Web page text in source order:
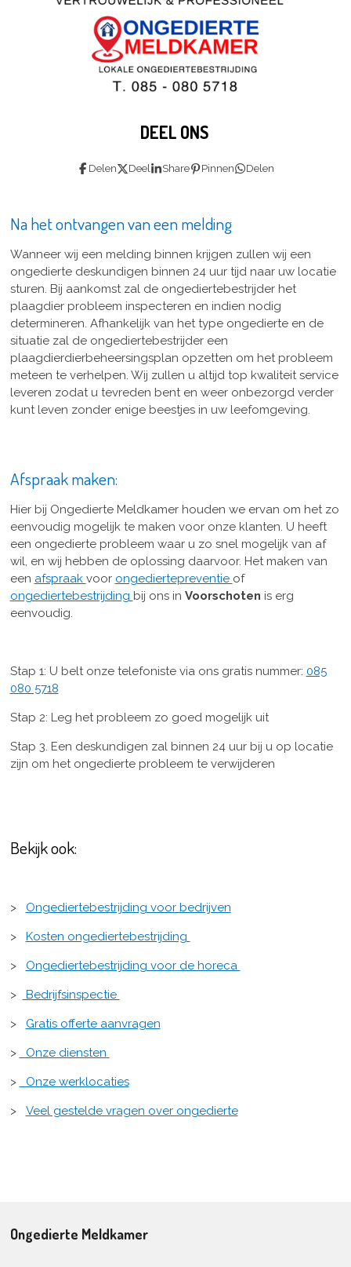
DEEL ONS
Delen Deel Share Pinnen Delen
Na het ontvangen van een melding
Wanneer wij een melding binnen krijgen zullen wij een
ongedierte deskundigen binnen 24 uur tijd naar uw locatie
sturen. Bij aankomst zal de ongediertebestrijder het
plaagdier probleem inspecteren en indien nodig
determineren. Afhankelijk van het type ongedierte en de
situatie zal de ongediertebestrijder een
plaagdierdierbeheersingsplan opzetten om het probleem
meteen te verhelpen. Wij zullen u altijd top kwaliteit service
leveren zodat u tevreden bent en weer onbezorgd verder
kunt leven zonder enige beestjes in uw leefomgeving.
Afspraak maken:
Hier bij Ongedierte Meldkamer houden we ervan om het zo
eenvoudig mogelijk te maken voor onze klanten. U heeft
een ongedierte probleem waar u zo snel mogelijk van af
wil, en wij hebben de oplossing daarvoor. Het maken van
een afspraak voor ongediertepreventie of
ongediertebestrijding bij ons in Voorschoten is erg
eenvoudig.
Stap 1: U belt onze telefoniste via ons gratis nummer: 085
080 5718
Stap 2: Leg het probleem zo goed mogelijk uit
Stap 3. Een deskundigen zal binnen 24 uur bij u op locatie
zijn om het ongedierte probleem te verwijderen
Bekijk ook:
> Ongediertebestrijding voor bedrijven
> Kosten ongediertebestrijding
> Ongediertebestrijding voor de horeca
> Bedrijfsinspectie
> Gratis offerte aanvragen
> Onze diensten
> Onze werklocaties
> Veel gestelde vragen over ongedierte
Ongedierte Meldkamer